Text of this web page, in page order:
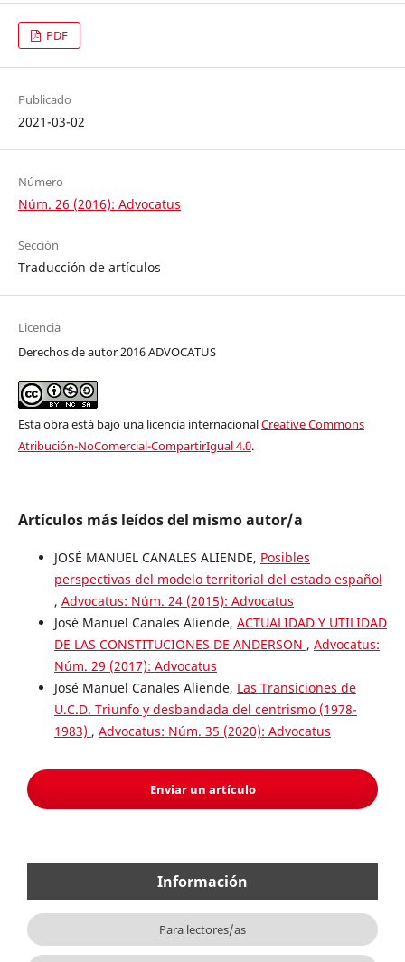
PDF
Publicado
2021-03-02
Número
Núm. 26 (2016): Advocatus
Sección
Traducción de artículos
Licencia
Derechos de autor 2016 ADVOCATUS
Esta obra está bajo una licencia internacionalCreative Commons
Atribución-NoComercial-CompartirIgual 4.0.
Artículos más leídos del mismo autor/a
JOSÉ MANUEL CANALES ALIENDE, Posibles
perspectivas del modelo territorial del estado español
, Advocatus: Núm. 24 (2015): Advocatus
José Manuel Canales Aliende, ACTUALIDAD Y UTILIDAD
DE LAS CONSTITUCIONES DE ANDERSON , Advocatus:
Núm. 29 (2017): Advocatus
José Manuel Canales Aliende, Las Transiciones de
U.C.D. Triunfo y desbandada del centrismo (1978-
1983) , Advocatus: Núm. 35 (2020): Advocatus
Enviar un artículo
Información
Para lectores/as